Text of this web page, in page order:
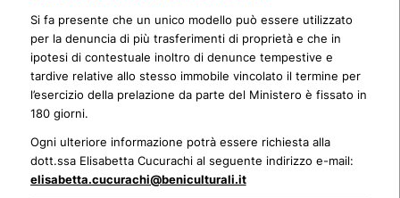
Si fa presente che un unico modello può essere utilizzato
per la denuncia di più trasferimenti di proprietà e che in
ipotesi di contestuale inoltro di denunce tempestive e
tardive relative allo stesso immobile vincolato il termine per
l’esercizio della prelazione da parte del Ministero è fissato in
180 giorni.
Ogni ulteriore informazione potrà essere richiesta alla
dott.ssa Elisabetta Cucurachi al seguente indirizzo e-mail:
elisabetta.cucurachi@beniculturali.it